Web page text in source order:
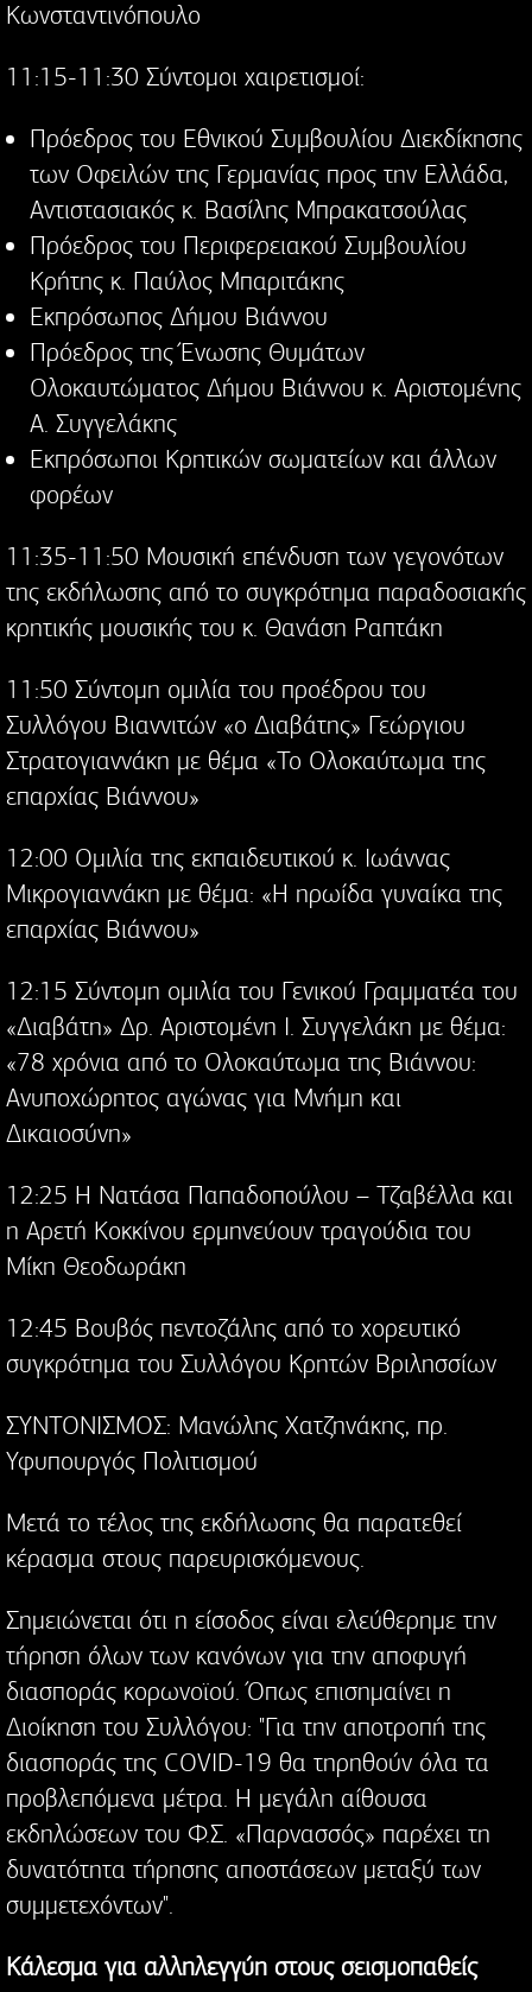
Κωνσταντινόπουλο
11:15-11:30 Σύντομοι χαιρετισμοί:
Πρόεδρος του Εθνικού Συμβουλίου Διεκδίκησης
των Οφειλών της Γερμανίας προς την Ελλάδα,
Αντιστασιακός κ. Βασίλης Μπρακατσούλας
Πρόεδρος του Περιφερειακού Συμβουλίου
Κρήτης κ. Παύλος Μπαριτάκης
Εκπρόσωπος Δήμου Βιάννου
Πρόεδρος της Ένωσης Θυμάτων
Ολοκαυτώματος Δήμου Βιάννου κ. Αριστομένης
Α. Συγγελάκης
Εκπρόσωποι Κρητικών σωματείων και άλλων
φορέων
11:35-11:50 Μουσική επένδυση των γεγονότων
της εκδήλωσης από το συγκρότημα παραδοσιακής
κρητικής μουσικής του κ. Θανάση Ραπτάκη
11:50 Σύντομη ομιλία του προέδρου του
Συλλόγου Βιαννιτών «ο Διαβάτης» Γεώργιου
Στρατογιαννάκη με θέμα «Το Ολοκαύτωμα της
επαρχίας Βιάννου»
12:00 Ομιλία της εκπαιδευτικού κ. Ιωάννας
Μικρογιαννάκη με θέμα: «Η ηρωίδα γυναίκα της
επαρχίας Βιάννου»
12:15 Σύντομη ομιλία του Γενικού Γραμματέα του
«Διαβάτη» Δρ. Αριστομένη Ι. Συγγελάκη με θέμα:
«78 χρόνια από το Ολοκαύτωμα της Βιάννου:
Ανυποχώρητος αγώνας για Μνήμη και
Δικαιοσύνη»
12:25 Η Νατάσα Παπαδοπούλου – Τζαβέλλα και
η Αρετή Κοκκίνου ερμηνεύουν τραγούδια του
Μίκη Θεοδωράκη
12:45 Βουβός πεντοζάλης από το χορευτικό
συγκρότημα του Συλλόγου Κρητών Βριλησσίων
ΣΥΝΤΟΝΙΣΜΟΣ: Μανώλης Χατζηνάκης, πρ.
Υφυπουργός Πολιτισμού
Μετά το τέλος της εκδήλωσης θα παρατεθεί
κέρασμα στους παρευρισκόμενους.
Σημειώνεται ότι η είσοδος είναι ελεύθερημε την
τήρηση όλων των κανόνων για την αποφυγή
διασποράς κορωνοϊού. Όπως επισημαίνει η
Διοίκηση του Συλλόγου: "Για την αποτροπή της
διασποράς της COVID-19 θα τηρηθούν όλα τα
προβλεπόμενα μέτρα. Η μεγάλη αίθουσα
εκδηλώσεων του Φ.Σ. «Παρνασσός» παρέχει τη
δυνατότητα τήρησης αποστάσεων μεταξύ των
συμμετεχόντων".
Κάλεσμα για αλληλεγγύη στους σεισμοπαθείς